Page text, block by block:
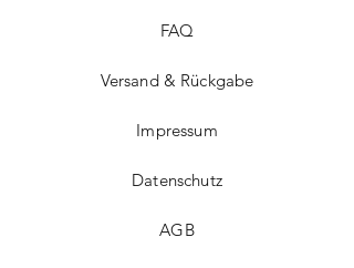
FAQ
Versand & Rückgabe
Impressum
Datenschutz
AGB